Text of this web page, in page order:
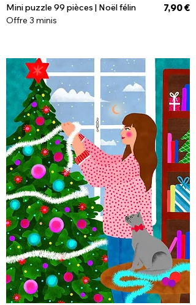
Mini puzzle 99 pièces | Noël félin
Prix
7,90 €
Offre 3 minis